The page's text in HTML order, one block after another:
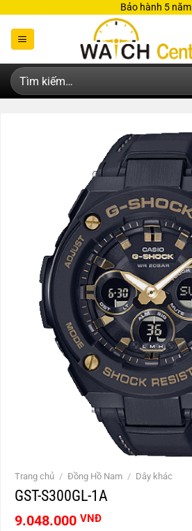
qua
dung
Bảo hành 5 năm
Tìm
kiếm:
Trang chủ / Đồng Hồ Nam / Dây khác
GST-S300GL-1A
9.048.000 VNĐ